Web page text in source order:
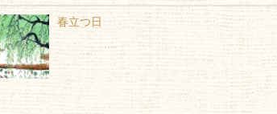
春立つ日